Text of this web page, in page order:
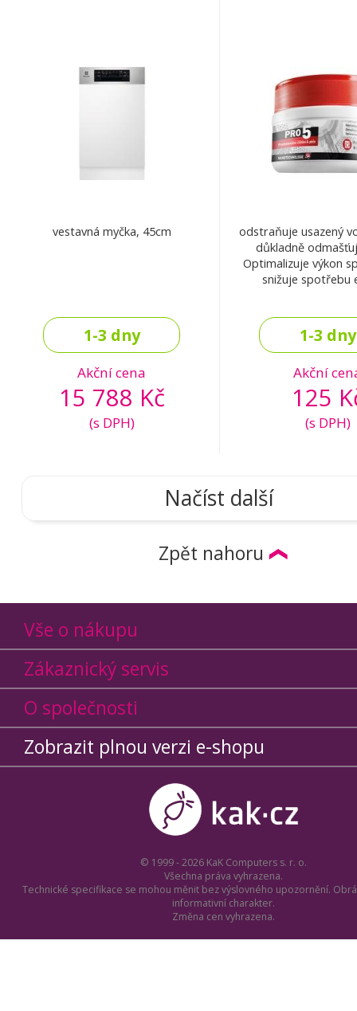
vestavná myčka, 45cm
1-3 dny
Akční cena
15 788 Kč
(s DPH)
odstraňuje usazený
důkladně
Optimalizuje výkon
snižuje spotřebu
1-3 dny
Akční
125
(s DPH)
Načíst další
Zpět nahoru
Vše o nákupu
Zákaznický servis
O společnosti
Zobrazit plnou verzi e-shopu
© 1999 - 2026 KaK Computers s. r. o.
Všechna práva vyhrazena.
Technické specifikace se mohou měnit bez výslovného upozornění.
informativní charakter.
Změna cen vyhrazena.